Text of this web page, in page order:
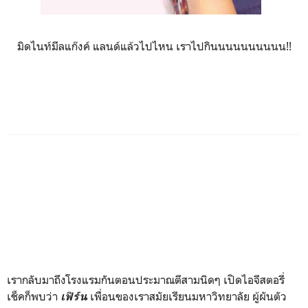
มิดไนท์มีลแก๊งค์ แลนด์แล้วไปไหน เราไปกินนนนนนนนนน!!
เรากลับมาถึงโรงแรมกันตอนประมาณตีสามนิดๆ เปิดไอจีสตอรี่
เช็คก็พบว่า เฟิร์นเพื่อนของเราสมัยเรียนมหาวิทยาลัย ผู้ผันตัว